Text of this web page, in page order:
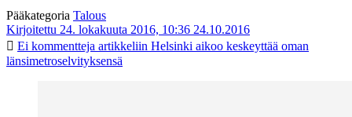
Pääkategoria Talous
Kirjoitettu 24. lokakuuta 2016, 10:36 24.10.2016
Ei kommentteja artikkeliin Helsinki aikoo keskeyttää oman
länsimetroselvityksensä